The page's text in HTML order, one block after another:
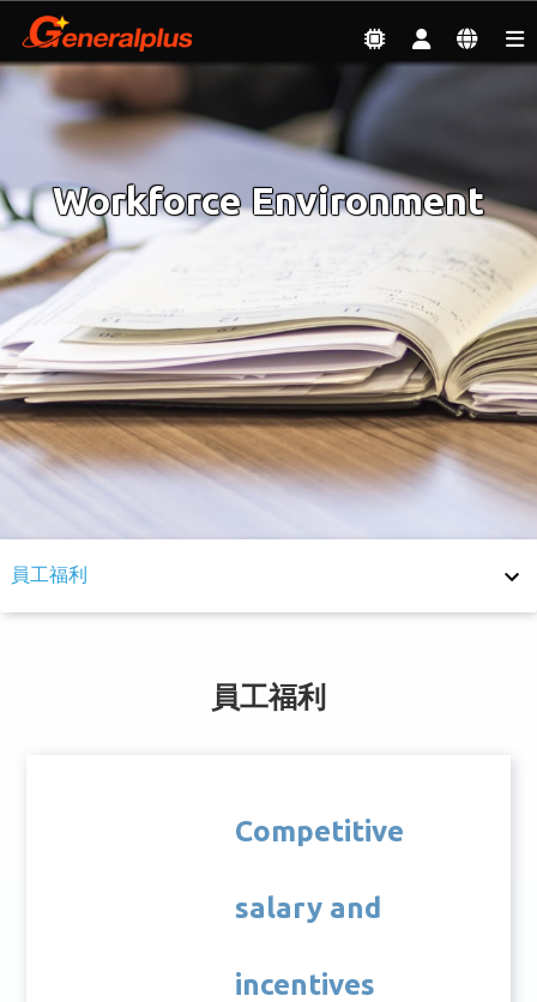
Sustainable Development | Workforce Environment
Workforce Environment
員工福利
Employee Satisfaction Survey
員工福利
Competitive
salary and
incentives